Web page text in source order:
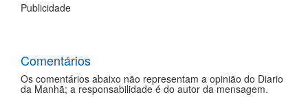
Publicidade
Comentários
Os comentários abaixo não representam a opinião do Diario
da Manhã; a responsabilidade é do autor da mensagem.